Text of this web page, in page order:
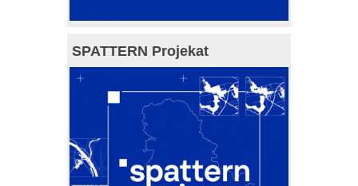
SPATTERN Projekat